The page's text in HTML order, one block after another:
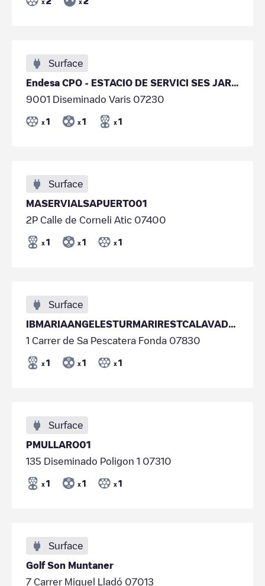
x x
Surface
Endesa CPO - ESTACIO DE SERVICI SES JARDINES CB - Ctra Palma-Manacor Km 29
9001 Diseminado Varis 07230
x 1 x 1 x 1
Surface
MASERVIALSAPUERTO01
2P Calle de Corneli Atic 07400
x 1 x 1 x 1
Surface
IBMARIAANGELESTURMARIRESTCALAVADE01
1 Carrer de Sa Pescatera Fonda 07830
x 1 x 1 x 1
Surface
PMULLARO01
135 Diseminado Poligon 1 07310
x 1 x 1 x 1
Surface
Golf Son Muntaner
7 Carrer Miquel Lladó 07013